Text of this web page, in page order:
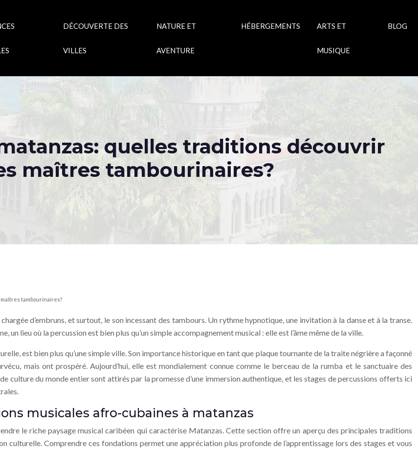
DÉCOUVERTE DES
VILLES
NATURE ET
AVENTURE
HÉBERGEMENTS ARTS ET
MUSIQUE
BLOG
quelles traditions découvrir
maîtres tambourinaires?
tambourinaires?
d’embruns, et surtout, le son incessant des tambours. Un rythme hypnotique, une invitation à la danse et à la transe.
un lieu où la percussion est bien plus qu’un simple accompagnement musical : elle est l’âme même de la ville.
est bien plus qu’une simple ville. Son importance historique en tant que plaque tournante de la traite négrière a façonné
mais ont prospéré. Aujourd’hui, elle est mondialement connue comme le berceau de la rumba et le sanctuaire des
culture du monde entier sont attirés par la promesse d’une immersion authentique, et les stages de percussions offerts ici
musicales afro-cubaines à matanzas
le riche paysage musical caribéen qui caractérise Matanzas. Cette section offre un aperçu des principales traditions
culturelle. Comprendre ces fondations permet une appréciation plus profonde de l’apprentissage lors des stages et vous